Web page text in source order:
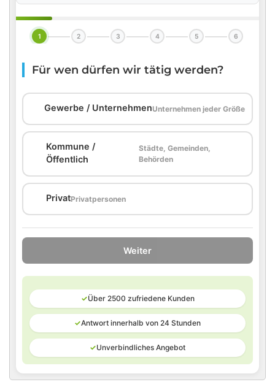
1 2 3 4 5 6
Für wen dürfen wir tätig werden?
Gewerbe / UnternehmenUnternehmen jeder Größe
Kommune /
Öffentlich
Städte, Gemeinden,
Behörden
PrivatPrivatpersonen
Weiter
✓Über 2500 zufriedene Kunden
✓Antwort innerhalb von 24 Stunden
✓Unverbindliches Angebot